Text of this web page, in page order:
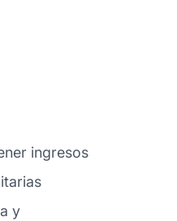
ingresos
y